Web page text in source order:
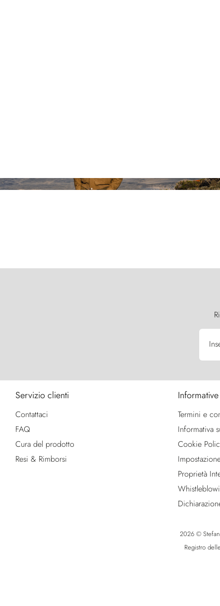
Servizio clienti
Contattaci
FAQ
Cura del prodotto
Resi & Rimborsi
Termini e
Informativa
Cookie
Proprietà
2026 ©
Registro